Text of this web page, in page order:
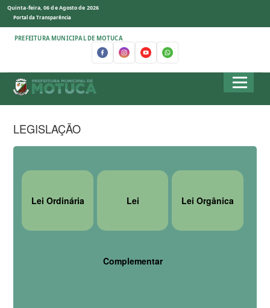
Quinta-feira, 06 de Agosto de 2026
Portal da Transparência
PREFEITURA MUNICIPAL DE MOTUCA
LEGISLAÇÃO
Lei Ordinária Lei
Complementar
Lei Orgânica